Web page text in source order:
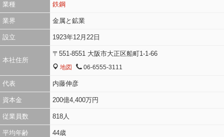
業種 鉄鋼
業界 金属と鉱業
設立 1923年12月22日
本社住所
〒551-8551 大阪市大正区船町1-1-66
MAP
地図 TEL
06-6555-3111
代表 内藤伸彦
資本金 200億4,400万円
従業員数 818人
平均年齢 44歳